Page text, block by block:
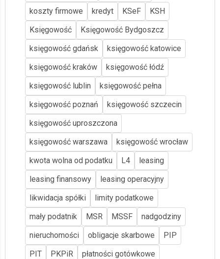
koszty firmowe kredyt KSeF
KSH
Księgowość
Księgowość Bydgoszcz
księgowość gdańsk
księgowość katowice
księgowość kraków
księgowość łódź
księgowość lublin
księgowość pełna
księgowość poznań
księgowość szczecin
księgowość uproszczona
księgowość warszawa
księgowość wrocław
kwota wolna od podatku
L4
leasing
leasing finansowy
leasing operacyjny
likwidacja spółki
limity podatkowe
mały podatnik
MSR MSSF
nadgodziny
nieruchomości
obligacje skarbowe
PIP
PIT
PKPiR
płatności gotówkowe